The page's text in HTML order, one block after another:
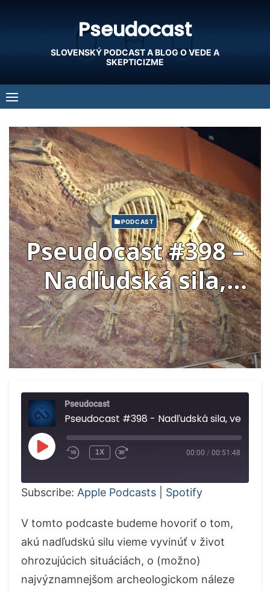
Pseudocast
SLOVENSKÝ PODCAST A BLOG O VEDE A
SKEPTICIZME
PODCAST
Pseudocast #398 –
Nadľudská sila,
veľký archeologický
nález, osýpky
12.05.2019
Pseudocast
PLAY
EPISODE
1X 00:00 / 00:51:48
Subscribe: Apple Podcasts Spotify
V tomto podcaste budeme hovoriť o tom,
akú nadľudskú silu vieme vyvinúť v život
ohrozujúcich situáciách, o (možno)
najvýznamnejšom archeologickom náleze